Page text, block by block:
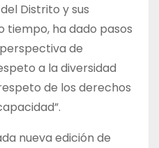
Distrito y sus
tiempo, ha dado pasos
de
a la diversidad
de los derechos
nueva edición de